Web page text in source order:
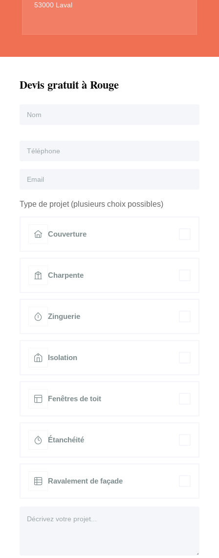
53000 Laval
Devis gratuit à Rouge
Type de projet (plusieurs choix possibles)
Couverture
Charpente
Zinguerie
Isolation
Fenêtres de toit
Étanchéité
Ravalement de façade